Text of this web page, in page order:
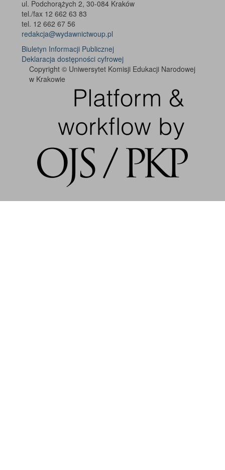
ul. Podchorążych 2, 30-084 Kraków
tel./fax 12 662 63 83
tel. 12 662 67 56
redakcja@wydawnictwoup.pl
Biuletyn Informacji Publicznej
Deklaracja dostępności cyfrowej
Copyright © Uniwersytet Komisji Edukacji Narodowej
w Krakowie